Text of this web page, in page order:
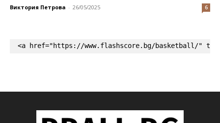
Виктория Петрова - 26/05/2025 6
<a href="https://www.flashscore.bg/basketball/"